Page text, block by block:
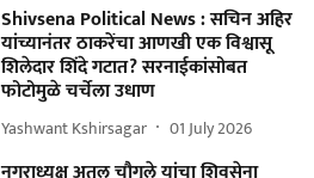
Shivsena Political News : सचिन अहिर
यांच्यानंतर ठाकरेंचा आणखी एक विश्वासू
शिलेदार शिंदे गटात? सरनाईकांसोबत
फोटोमुळे चर्चेला उधाण
Yashwant Kshirsagar 01 July 2026